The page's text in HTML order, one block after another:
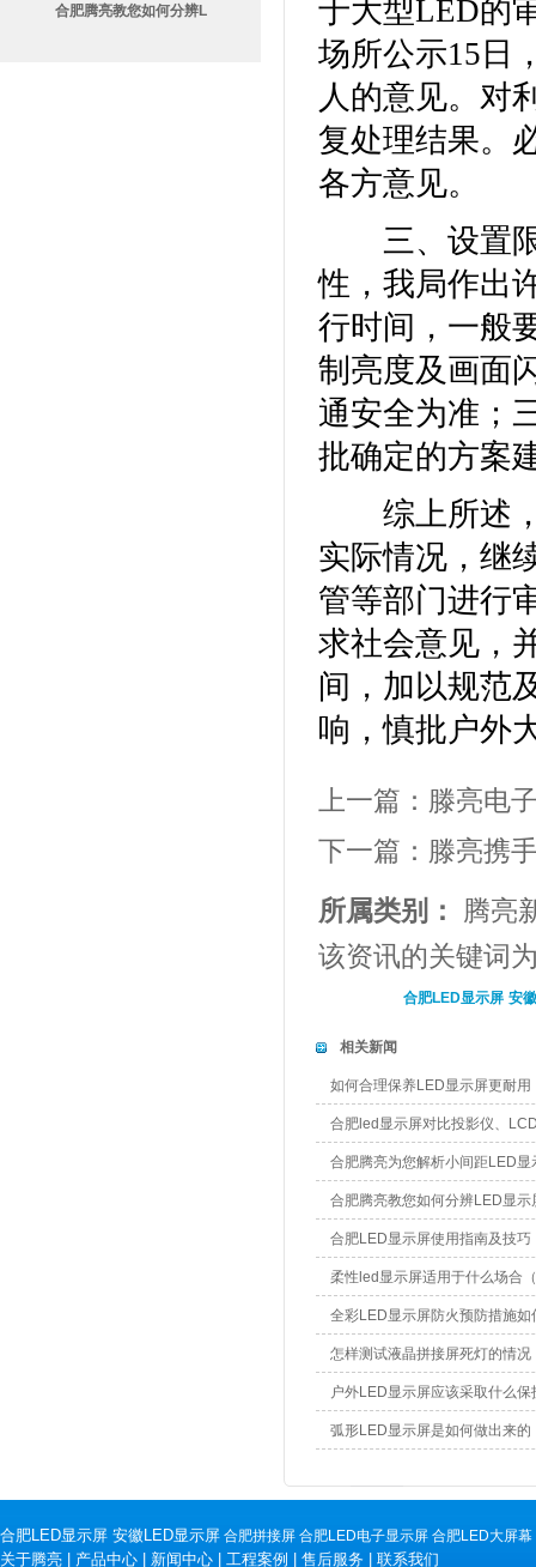
合肥腾亮教您如何分辨L
于大型LED的
场所公示15日
人的意见。对
复处理结果。
各方意见。
三、设置限
性，我局作出
行时间，一般
制亮度及画面
通安全为准；
批确定的方案
综上所述，
实际情况，继
管等部门进行
求社会意见，
间，加以规范
响，慎批户外
上一篇： 滕亮电
下一篇： 滕亮携
所属类别：
腾亮
该资讯的关键词
合肥LED显示屏 安
相关新闻
如何合理保养LED显示屏更耐用
合肥led显示屏对比投影仪、
合肥腾亮为您解析小间距LED显
合肥腾亮教您如何分辨LED显示
合肥LED显示屏使用指南及技巧
柔性led显示屏适用于什么场合
全彩LED显示屏防火预防措施
怎样测试液晶拼接屏死灯的情
户外LED显示屏应该采取什么
弧形LED显示屏是如何做出来
合肥LED显示屏 安徽LED显示屏 合肥拼接屏 合肥LED电子显示屏 合肥LED大屏幕
关于腾亮 | 产品中心 | 新闻中心 | 工程案例 | 售后服务 | 联系我们